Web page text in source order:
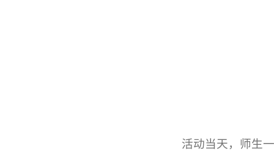
活动当天，师生